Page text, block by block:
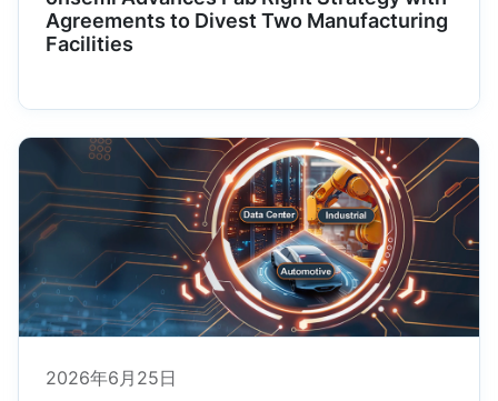
Agreements to Divest Two Manufacturing
Facilities
2026年6月25日